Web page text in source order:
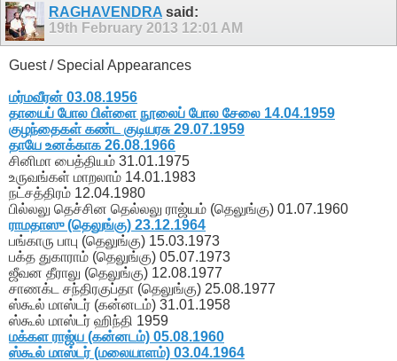
RAGHAVENDRA said:
19th February 2013 12:01 AM
Guest / Special Appearances
மர்மவீரன் 03.08.1956
தாயைப் போல பிள்ளை நூலைப் போல சேலை 14.04.1959
குழந்தைகள் கண்ட குடியரசு 29.07.1959
தாயே உனக்காக 26.08.1966
சினிமா பைத்தியம் 31.01.1975
உருவங்கள் மாறலாம் 14.01.1983
நட்சத்திரம் 12.04.1980
பில்லலு தெச்சின தெல்லலு ராஜ்யம் (தெலுங்கு) 01.07.1960
ராமதாஸு (தெலுங்கு) 23.12.1964
பங்காரு பாபு (தெலுங்கு) 15.03.1973
பக்த துகாராம் (தெலுங்கு) 05.07.1973
ஜீவன தீராலு (தெலுங்கு) 12.08.1977
சாணக்ட சந்திரகுப்தா (தெலுங்கு) 25.08.1977
ஸ்கூல் மாஸ்டர் (கன்னடம்) 31.01.1958
ஸ்கூல் மாஸ்டர் ஹிந்தி 1959
மக்கள ராஜ்ய (கன்னடம்) 05.08.1960
ஸ்கூல் மாஸ்டர் (மலையாளம்) 03.04.1964